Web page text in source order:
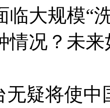
临大规模“
情况？未
无疑将使